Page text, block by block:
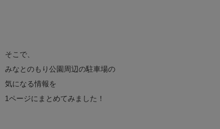
そこで、
みなとのもり公園周辺の駐車場の
気になる情報を
1ページにまとめてみました！